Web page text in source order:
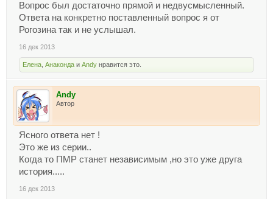
Вопрос был достаточно прямой и недвусмысленный.
Ответа на конкретно поставленный вопрос я от
Рогозина так и не услышал.
16 дек 2013
Елена Анаконда и Andy нравится это.
Andy
Автор
Ясного ответа нет !
Это же из серии..
Когда то ПМР станет независимым ,но это уже друга
история.....
16 дек 2013